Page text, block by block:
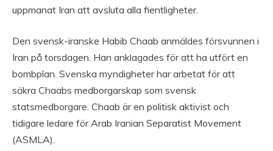
uppmanat Iran att avsluta alla fientligheter.
Den svensk-iranske Habib Chaab anmäldes försvunnen i
Iran på torsdagen. Han anklagades för att ha utfört en
bombplan. Svenska myndigheter har arbetat för att
säkra Chaabs medborgarskap som svensk
statsmedborgare. Chaab är en politisk aktivist och
tidigare ledare för Arab Iranian Separatist Movement
(ASMLA).